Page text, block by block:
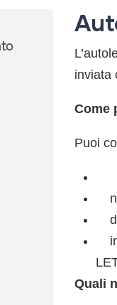
inviata
Come
Puoi
al
Quali